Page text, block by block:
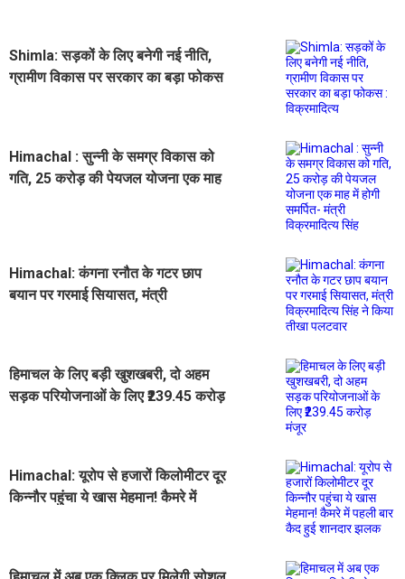
Shimla: सड़कों के लिए बनेगी नई नीति,
ग्रामीण विकास पर सरकार का बड़ा फोकस
Himachal : सुन्नी के समग्र विकास को
गति, 25 करोड़ की पेयजल योजना एक माह
Himachal: कंगना रनौत के गटर छाप
बयान पर गरमाई सियासत, मंत्री
हिमाचल के लिए बड़ी खुशखबरी, दो अहम
सड़क परियोजनाओं के लिए ₹239.45 करोड़
Himachal: यूरोप से हजारों किलोमीटर दूर
किन्नौर पहुंचा ये खास मेहमान! कैमरे में